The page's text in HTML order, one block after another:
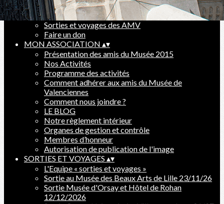
BLOG▴▾
Evénements
Sorties et voyages des AMV
Faire un don
MON ASSOCIATION ▴▾
Présentation des amis du Musée 2015
Nos Activités
Programme des activités
Comment adhérer aux amis du Musée de
Valenciennes
Comment nous joindre ?
LE BLOG
Notre règlement intérieur
Organes de gestion et contrôle
Membres d’honneur
Autorisation de publication de l'image
SORTIES ET VOYAGES ▴▾
L'Equipe « sorties et voyages »
Sortie au Musée des Beaux Arts de Lille 23/11/26
Sortie Musée d'Orsay et Hôtel de Rohan
12/12/2026